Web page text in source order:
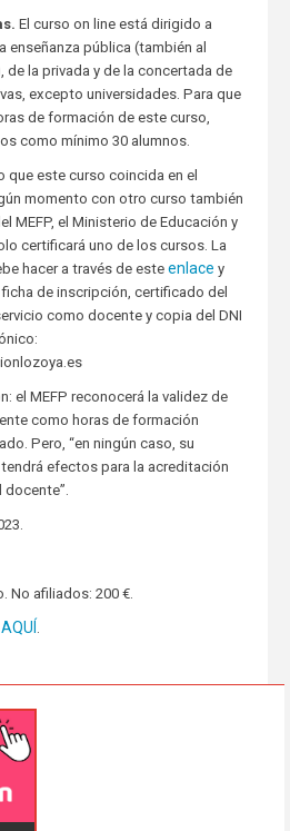
El curso on line está dirigido a
enseñanza pública (también al
la privada y de la concertada de
excepto universidades. Para que
de formación de este curso,
como mínimo 30 alumnos.
que este curso coincida en el
momento con otro curso también
MEFP, el Ministerio de Educación y
certificará uno de los cursos. La
hacer a través de este enlace y
de inscripción, certificado del
como docente y copia del DNI
el MEFP reconocerá la validez de
como horas de formación
Pero, “en ningún caso, su
efectos para la acreditación
No afiliados: 200 €.
AQUÍ .